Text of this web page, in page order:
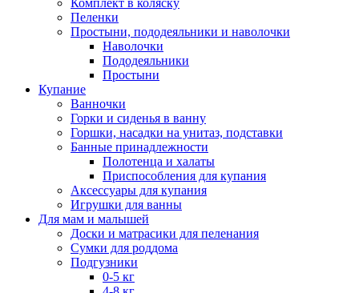
Комплект в коляску
Пеленки
Простыни, пододеяльники и наволочки
Наволочки
Пододеяльники
Простыни
Купание
Ванночки
Горки и сиденья в ванну
Горшки, насадки на унитаз, подставки
Банные принадлежности
Полотенца и халаты
Приспособления для купания
Аксессуары для купания
Игрушки для ванны
Для мам и малышей
Доски и матрасики для пеленания
Сумки для роддома
Подгузники
0-5 кг